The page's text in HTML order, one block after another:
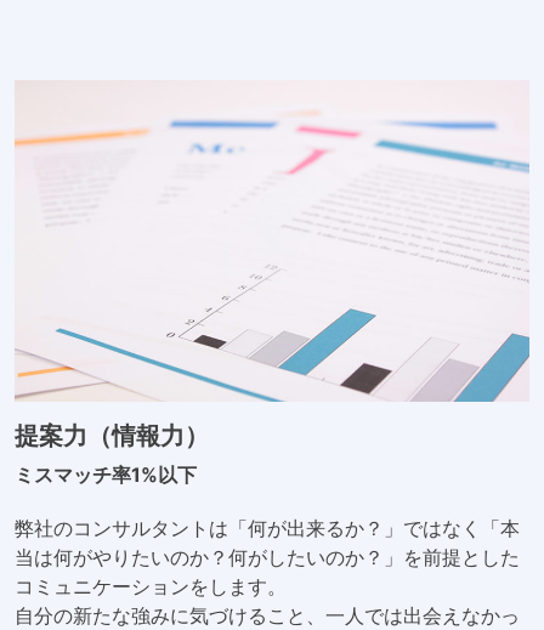
提案力（情報力）
ミスマッチ率1%以下
弊社のコンサルタントは「何が出来るか？」ではなく「本
当は何がやりたいのか？何がしたいのか？」を前提とした
コミュニケーションをします。
自分の新たな強みに気づけること、一人では出会えなかっ